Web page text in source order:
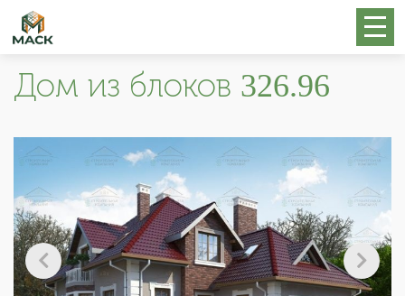
Дом из блоков 326.96